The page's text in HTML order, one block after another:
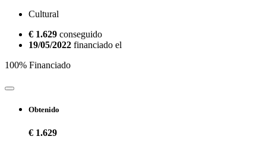
Cultural
€ 1.629 conseguido
19/05/2022 financiado el
100% Financiado
Obtenido
€ 1.629